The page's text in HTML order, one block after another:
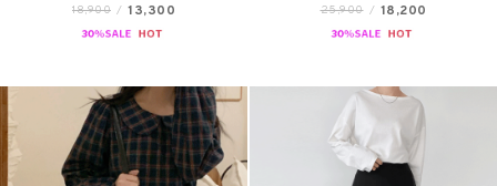
18,900 / 13,300 25,900 / 18,200